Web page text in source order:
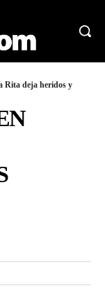
Rita deja heridos y